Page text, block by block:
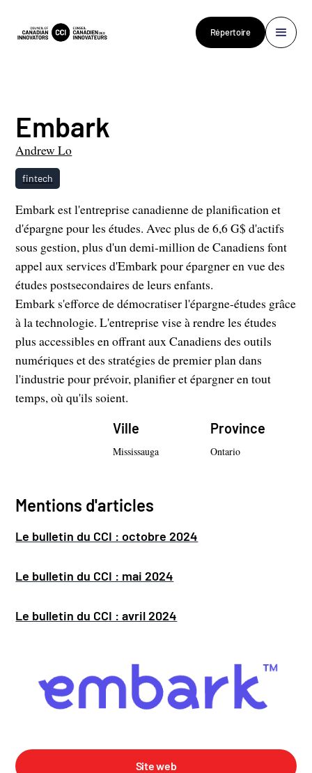
Répertoire
Site web
Embark
Andrew Lo
fintech
Embark est l'entreprise canadienne de planification et
d'épargne pour les études. Avec plus de 6,6 G$ d'actifs
sous gestion, plus d'un demi-million de Canadiens font
appel aux services d'Embark pour épargner en vue des
études postsecondaires de leurs enfants.
Embark s'efforce de démocratiser l'épargne-études grâce
à la technologie. L'entreprise vise à rendre les études
plus accessibles en offrant aux Canadiens des outils
numériques et des stratégies de premier plan dans
l'industrie pour prévoir, planifier et épargner en tout
temps, où qu'ils soient.
Ville
Mississauga
Province
Ontario
Mentions d'articles
Le bulletin du CCI : octobre 2024
Le bulletin du CCI : mai 2024
Le bulletin du CCI : avril 2024